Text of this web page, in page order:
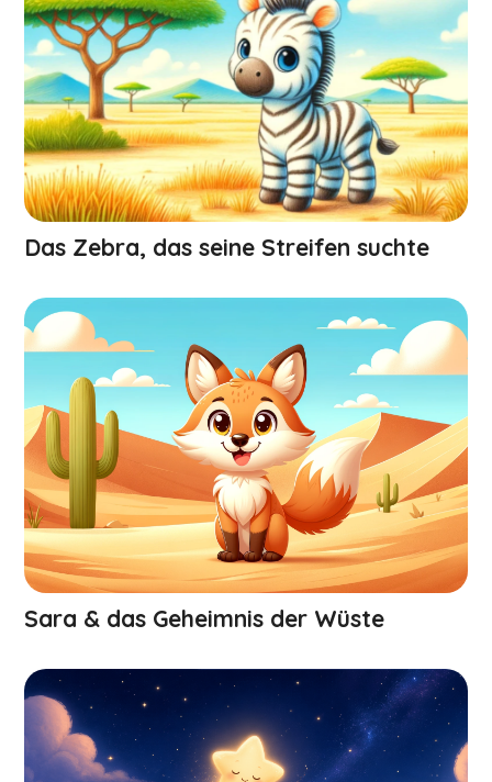
Das Zebra, das seine Streifen suchte
Sara & das Geheimnis der Wüste